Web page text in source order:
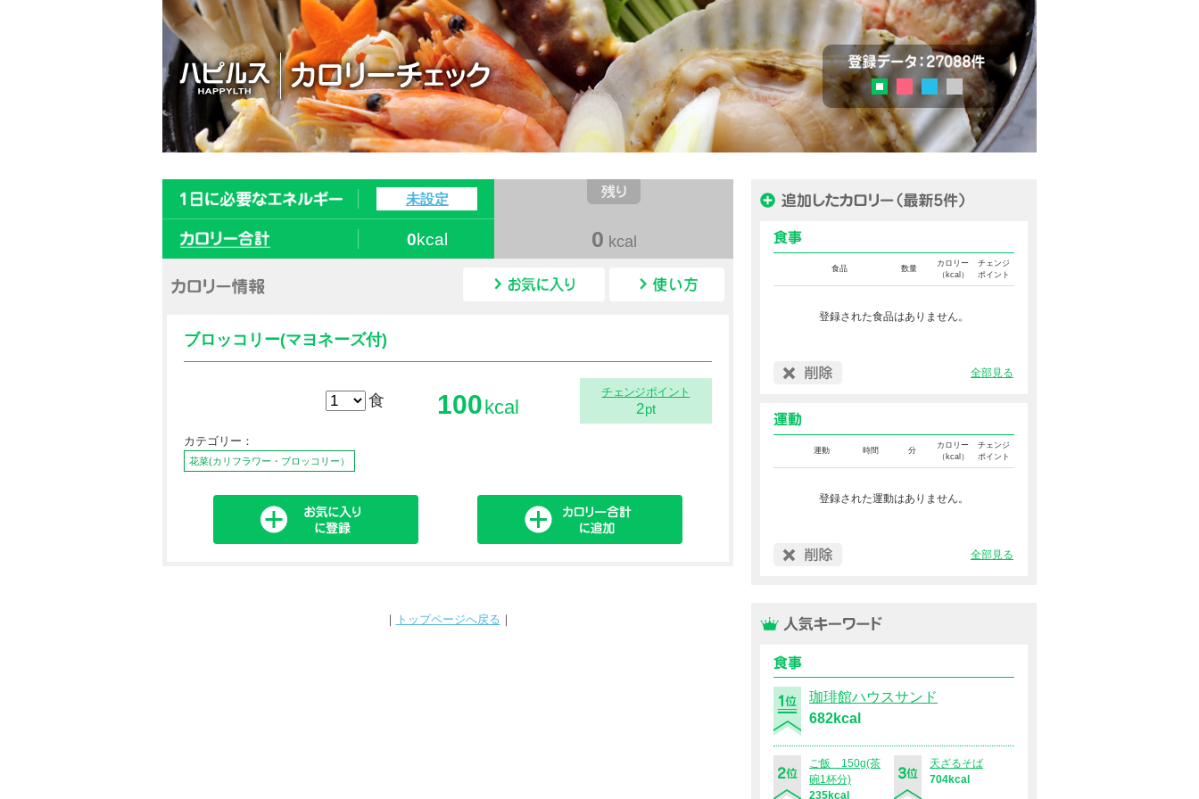
ハピルス カロリーチェック 登録データ：27036品目
ピンク ブルーグレー
食品 数量
カロリー
（kcal）
チェンジ
ポイント
登録された食品はありません。
全部見る
運動 時間 分
カロリー
（kcal）
チェンジ
ポイント
登録された運動はありません。
全部見る
珈琲館ハウスサンド
682kcal
ご飯 150g(茶
碗1杯分)
235kcal
天ざるそば
704kcal
未設定
0kcal 0 kcal
カロリー情報
ブロッコリー(マヨネーズ付)
食 100kcal
チェンジポイント
2pt
カテゴリー：
花菜(カリフラワー・ブロッコリー）
｜ トップページへ戻る ｜